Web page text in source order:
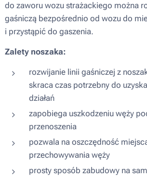
do zaworu wozu strażackiego można
gaśniczą bezpośrednio od wozu do
i przystąpić do gaszenia.
Zalety noszaka:
rozwijanie linii gaśniczej z
skraca czas potrzebny do
działań
zapobiega uszkodzeniu węży
przenoszenia
pozwala na oszczędność
przechowywania węży
prosty sposób zabudowy na